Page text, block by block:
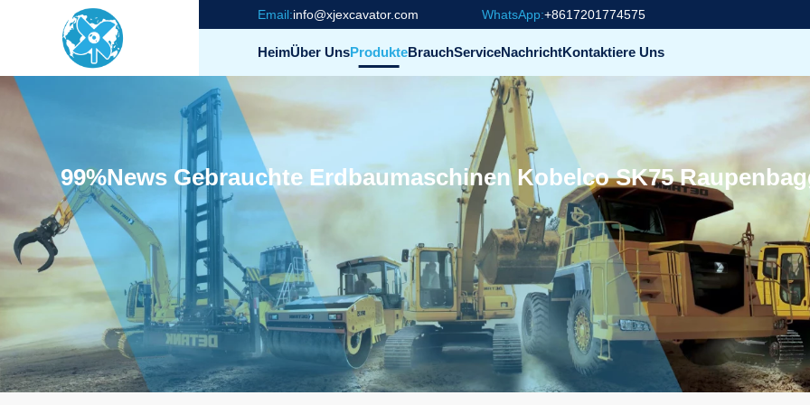
Email:info@xjexcavator.com WhatsApp:+8617201774575
HeimÜber UnsProdukteBrauchServiceNachrichtKontaktiere Uns
99%news Gebrauchte Erdbaumaschinen Kobelco SK75